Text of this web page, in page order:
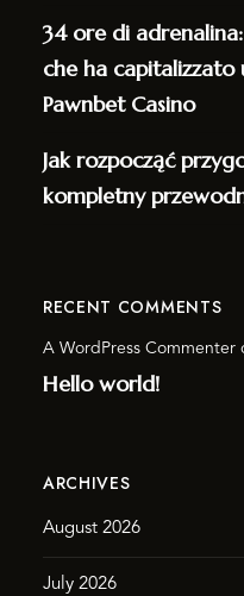
34 ore di
che ha
Pawnbet Casino
Jak rozpocząć
kompletny
RECENT COMMENTS
A WordPress Commenter
Hello world!
ARCHIVES
August 2026
July 2026